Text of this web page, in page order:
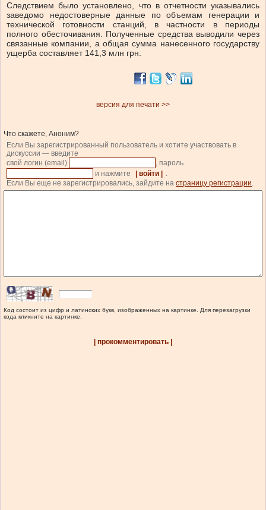
Следствием было установлено, что в отчетности указывались
заведомо недостоверные данные по объемам генерации и
технической готовности станций, в частности в периоды
полного обесточивания. Полученные средства выводили через
связанные компании, а общая сумма нанесенного государству
ущерба составляет 141,3 млн грн.
версия для печати >>
Что скажете, Аноним?
Если Вы зарегистрированный пользователь и хотите участвовать в
дискуссии — введите
свой логин (email)
, пароль
и нажмите
| войти |
.
Если Вы еще не зарегистрировались, зайдите на страницу регистрации.
Код состоит из цифр и латинских букв, изображенных на картинке. Для перезагрузки
кода кликните на картинке.
| прокомментировать |